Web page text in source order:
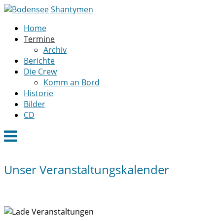
Skip
contentHome
Termine
Archiv
Berichte
Die Crew
Komm an Bord
Historie
Bilder
CD
Menu
Unser Veranstaltungskalender